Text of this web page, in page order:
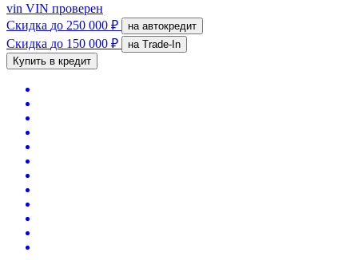
vin VIN проверен
Скидка до 250 000 ₽ на автокредит
Скидка до 150 000 ₽
на Trade-In
Купить в кредит